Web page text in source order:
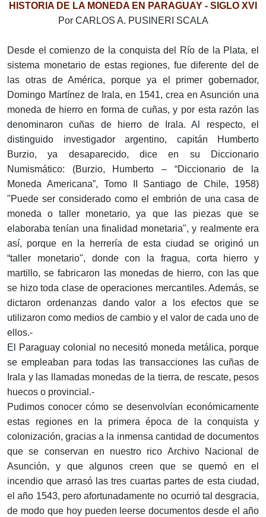
HISTORIA DE LA MONEDA EN PARAGUAY - SIGLO XVI
Por CARLOS A. PUSINERI SCALA
Desde el comienzo de la conquista del Río de la Plata, el
sistema monetario de estas regiones, fue diferente del de
las otras de América, porque ya el primer gobernador,
Domingo Martínez de Irala, en 1541, crea en Asunción una
moneda de hierro en forma de cuñas, y por esta razón las
denominaron cuñas de hierro de Irala. Al respecto, el
distinguido investigador argentino, capitán Humberto
Burzio, ya desaparecido, dice en su Diccionario
Numismático: (Burzio, Humberto – “Diccionario de la
Moneda Americana”, Tomo II Santiago de Chile, 1958)
"Puede ser considerado como el embrión de una casa de
moneda o taller monetario, ya que las piezas que se
elaboraba tenían una finalidad monetaria", y realmente era
así, porque en la herrería de esta ciudad se originó un
“taller monetario", donde con la fragua, corta hierro y
martillo, se fabricaron las monedas de hierro, con las que
se hizo toda clase de operaciones mercantiles. Además, se
dictaron ordenanzas dando valor a los efectos que se
utilizaron como medios de cambio y el valor de cada uno de
ellos.-
El Paraguay colonial no necesitó moneda metálica, porque
se empleaban para todas las transacciones las cuñas de
Irala y las llamadas monedas de la tierra, de rescate, pesos
huecos o provincial.-
Pudimos conocer cómo se desenvolvían económicamente
estas regiones en la primera época de la conquista y
colonización, gracias a la inmensa cantidad de documentos
que se conservan en nuestro rico Archivo Nacional de
Asunción, y que algunos creen que se quemó en el
incendio que arrasó las tres cuartas partes de esta ciudad,
el año 1543, pero afortunadamente no ocurrió tal desgracia,
de modo que hoy pueden leerse documentos desde el año